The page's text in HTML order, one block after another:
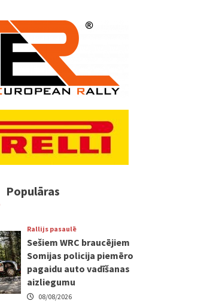
Populāras
Rallijs pasaulē
Sešiem WRC braucējiem
Somijas policija piemēro
pagaidu auto vadīšanas
aizliegumu
08/08/2026